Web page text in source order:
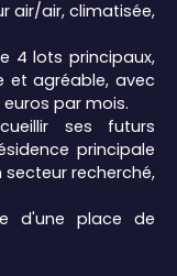
air/air, climatisée,
4 lots principaux,
et agréable, avec
par mois.
ses futurs
principale
recherché,
d'une place de